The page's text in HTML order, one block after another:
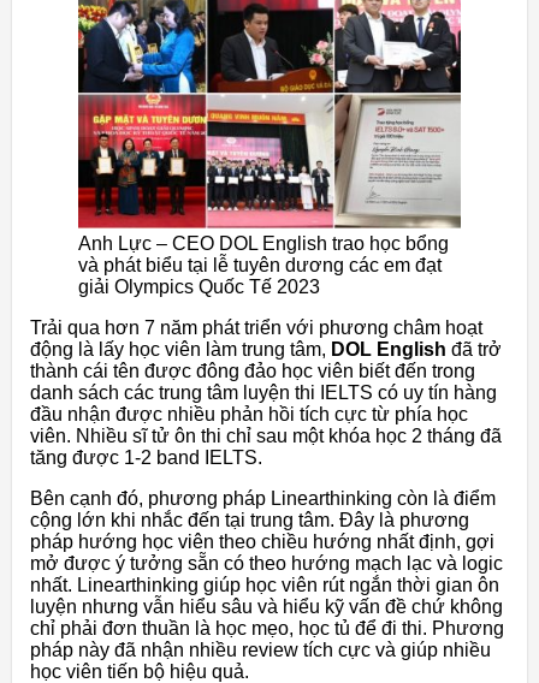
Anh Lực – CEO DOL English trao học bổng
và phát biểu tại lễ tuyên dương các em đạt
giải Olympics Quốc Tế 2023
Trải qua hơn 7 năm phát triển với phương châm hoạt
động là lấy học viên làm trung tâm, DOL English đã trở
thành cái tên được đông đảo học viên biết đến trong
danh sách các trung tâm luyện thi IELTS có uy tín hàng
đầu nhận được nhiều phản hồi tích cực từ phía học
viên. Nhiều sĩ tử ôn thi chỉ sau một khóa học 2 tháng đã
tăng được 1-2 band IELTS.
Bên cạnh đó, phương pháp Linearthinking còn là điểm
cộng lớn khi nhắc đến tại trung tâm. Đây là phương
pháp hướng học viên theo chiều hướng nhất định, gợi
mở được ý tưởng sẵn có theo hướng mạch lạc và logic
nhất. Linearthinking giúp học viên rút ngắn thời gian ôn
luyện nhưng vẫn hiểu sâu và hiểu kỹ vấn đề chứ không
chỉ phải đơn thuần là học mẹo, học tủ để đi thi. Phương
pháp này đã nhận nhiều review tích cực và giúp nhiều
học viên tiến bộ hiệu quả.